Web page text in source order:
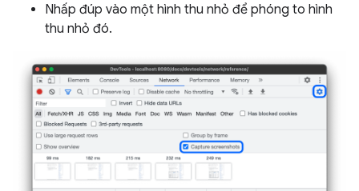
Nhấp đúp vào một hình thu nhỏ để phóng to hình
thu nhỏ đó.